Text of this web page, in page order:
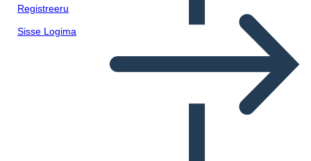
Registreeru
Sisse Logima